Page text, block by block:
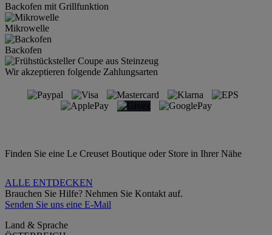
Backofen mit Grillfunktion
Mikrowelle
Backofen
Wir akzeptieren folgende Zahlungsarten
Finden Sie eine Le Creuset Boutique oder Store in Ihrer Nähe
ALLE ENTDECKEN
Brauchen Sie Hilfe? Nehmen Sie Kontakt auf.
Senden Sie uns eine E-Mail
Land & Sprache